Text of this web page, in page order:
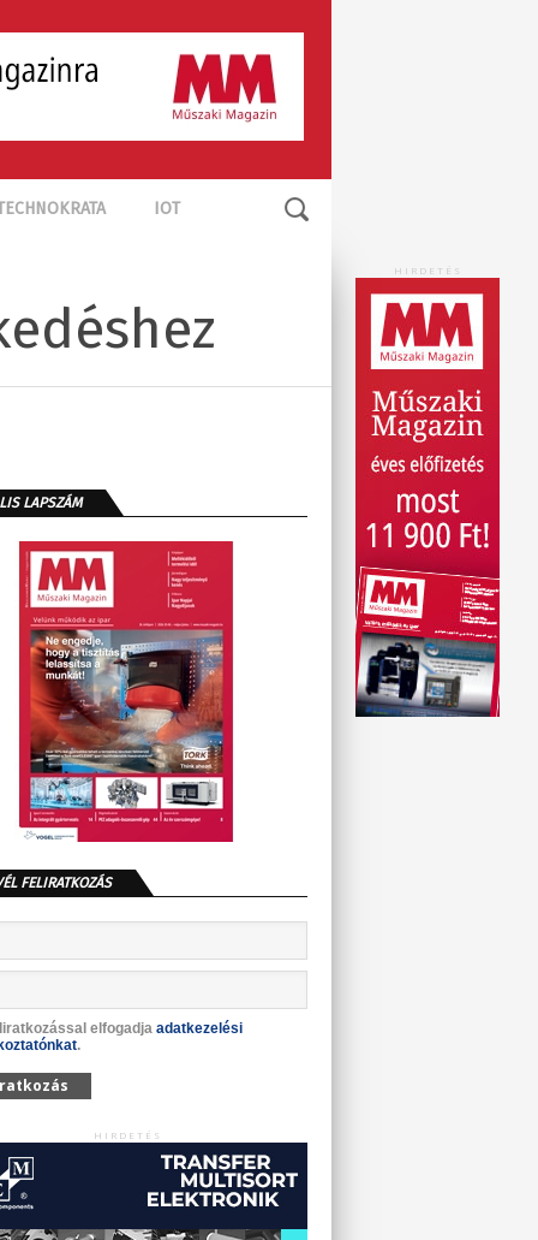
IOT
HIRDETÉS
LAPSZÁM
FELIRATKOZÁS
elfogadja adatkezelési
.
HIRDETÉS